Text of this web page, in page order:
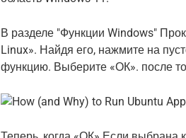
В разделе "Функции Windows"
Linux». Найдя его, нажмите на
функцию. Выберите «ОК». после